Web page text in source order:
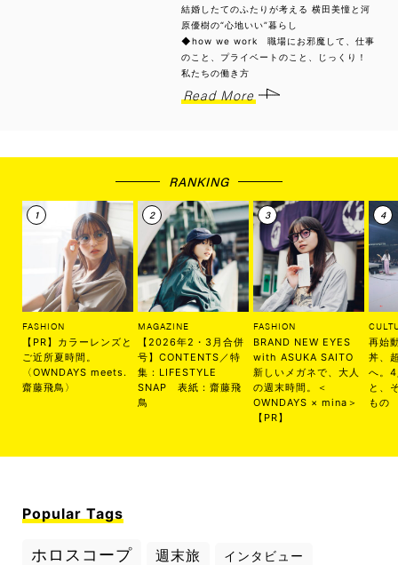
結婚したてのふたりが考える 横田美憧と河
原優樹の“心地いい”暮らし
◆how we work 職場にお邪魔して、仕事
のこと、プライベートのこと、じっくり！
私たちの働き方
Read More
RANKING
FASHION
【PR】カラーレンズと
ご近所夏時間。
〈OWNDAYS meets.
齋藤飛鳥〉
MAGAZINE
【2026年2・3月合併
号】CONTENTS／特
集：LIFESTYLE
SNAP 表紙：齋藤飛
鳥
FASHION
BRAND NEW EYES
with ASUKA SAITO
新しいメガネで、大人
の週末時間。＜
OWNDAYS × mina＞
【PR】
再始
丼、
へ。
と、
もの
Popular Tags
ホロスコープ 週末旅 インタビュー